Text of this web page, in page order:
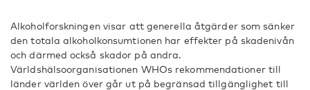
Alkoholforskningen visar att generella åtgärder som sänker
den totala alkoholkonsumtionen har effekter på skadenivån
och därmed också skador på andra.
Världshälsoorganisationen WHOs rekommendationer till
länder världen över går ut på begränsad tillgänglighet till